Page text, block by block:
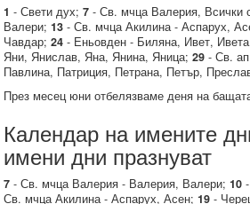
1 - Свети дух; 7- Св. мчца Валерия, Всички
Валери; 13- Св. мчца Акилина - Аспарух,
Чавдар; 24- Еньовден - Биляна, Ивет,
Яни, Янислав, Яна, Янина, Яница; 29- Св.
Павлина, Патриция, Петрана, Петър,
През месец юни отбелязваме деня на
Календар на имените
имени дни празнуват
7- Св. мчца Валерия - Валерия, Валери; 10-
Св. мчца Акилина - Аспарух, Асен; 19-